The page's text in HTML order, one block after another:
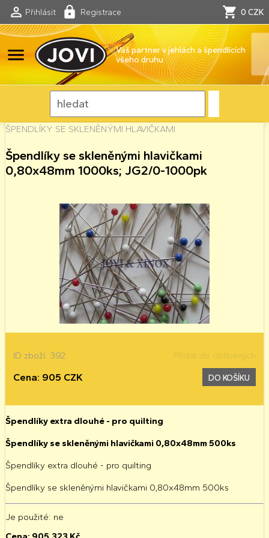
Přihlásit Registrace 0 CZK
menu
Váš partner v jehlách a špendlících
všeho druhu
ŠPENDLÍKY SE SKLENĚNÝMI HLAVIČKAMI
Špendlíky se skleněnými hlavičkami
0,80x48mm 1000ks; JG2/0-1000pk
ID zboží: 392 Přidat do oblíbených
Cena: 905 CZK DO KOŠÍKU
Špendlíky extra dlouhé - pro quilting
Špendlíky se skleněnými hlavičkami 0,80x48mm 500ks
Špendlíky extra dlouhé - pro quilting
Špendlíky se skleněnými hlavičkami 0,80x48mm 500ks
Je použité: ne